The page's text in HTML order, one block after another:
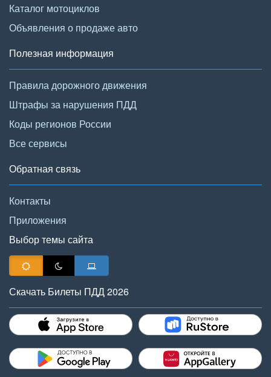
Каталог мотоциклов
Объявления о продаже авто
Полезная информация
Правила дорожного движения
Штрафы за нарушения ПДД
Коды регионов России
Все сервисы
Обратная связь
Контакты
Приложения
Выбор темы сайта
Скачать Билеты ПДД 2026